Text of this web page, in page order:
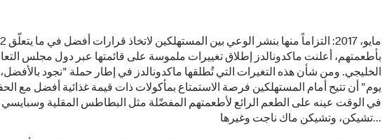
02 مايو، 2017: التزاماً منها
بأطعمتهم، أعلنت ماكدونالدز إطلاق تغييرات ملموسة على قائمتها عبر دول مجلس
الخليجي. ومن شأن هذه التغيرات التي تُطلقها ماكدونالدز في إطار حملة "نجود
يوم" أن تتيح أمام المستهلكين فرصة الاستمتاع بمأكولات ذات قيمة غذائية أفضل مع
في الوقت عينه على الطعم الرائع لأطعمتهم المفضّلة مثل البطاطس المقلية
تشيكن، وتشيكن ماك ناجت وغيرها...